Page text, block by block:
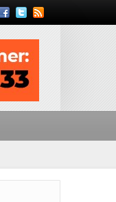
Feed